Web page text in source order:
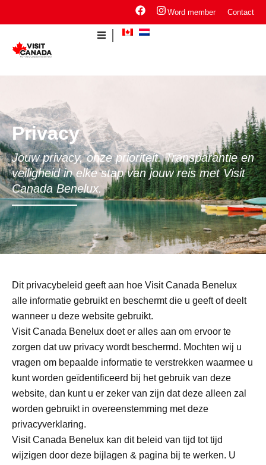
Word member Contact
Privacy
Jouw privacy, onze prioriteit. Transparantie en
veiligheid in elke stap van jouw reis met Visit
Canada Benelux.
Dit privacybeleid geeft aan hoe Visit Canada Benelux
alle informatie gebruikt en beschermt die u geeft of deelt
wanneer u deze website gebruikt.
Visit Canada Benelux doet er alles aan om ervoor te
zorgen dat uw privacy wordt beschermd. Mochten wij u
vragen om bepaalde informatie te verstrekken waarmee u
kunt worden geïdentificeerd bij het gebruik van deze
website, dan kunt u er zeker van zijn dat deze alleen zal
worden gebruikt in overeenstemming met deze
privacyverklaring.
Visit Canada Benelux kan dit beleid van tijd tot tijd
wijzigen door deze bijlagen & pagina bij te werken. U